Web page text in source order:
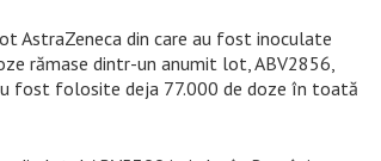
AstraZeneca din care au fost inoculate
rămase dintr-un anumit lot, ABV2856,
fost folosite deja 77.000 de doze în toată